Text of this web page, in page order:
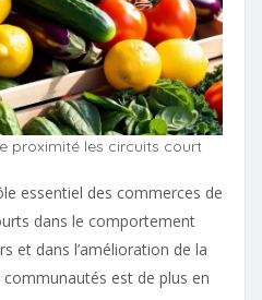
proximité les circuits court
essentiel des commerces de
dans le comportement
et dans l’amélioration de la
est de plus en